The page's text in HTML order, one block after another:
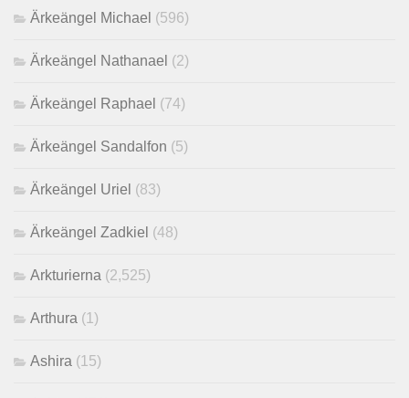
Ärkeängel Michael (596)
Ärkeängel Nathanael (2)
Ärkeängel Raphael (74)
Ärkeängel Sandalfon (5)
Ärkeängel Uriel (83)
Ärkeängel Zadkiel (48)
Arkturierna (2,525)
Arthura (1)
Ashira (15)